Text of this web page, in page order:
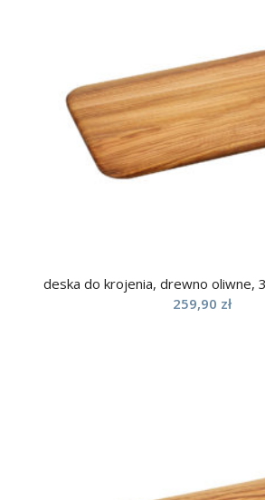
deska do krojenia, drewno oliwne,
259,90 zł